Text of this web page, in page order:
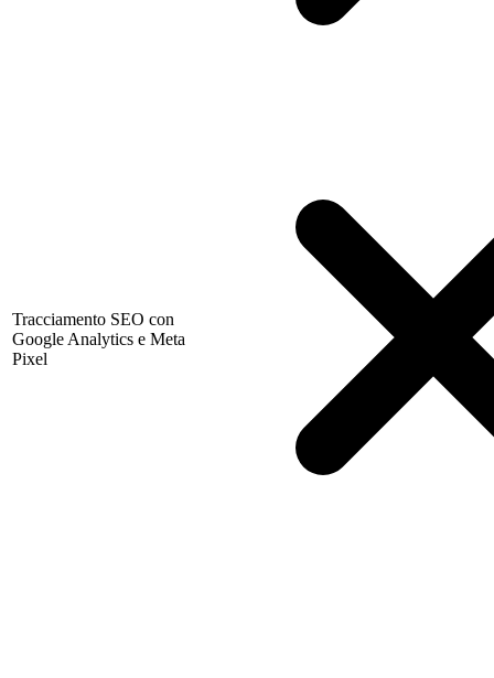
Tracciamento SEO con
Google Analytics e Meta
Pixel